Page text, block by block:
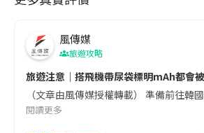
風傳媒
旅遊攻略
旅遊注意｜搭飛機帶尿袋標明mAh都會
（文章由風傳媒授權轉載） 準備前往
閱讀更多